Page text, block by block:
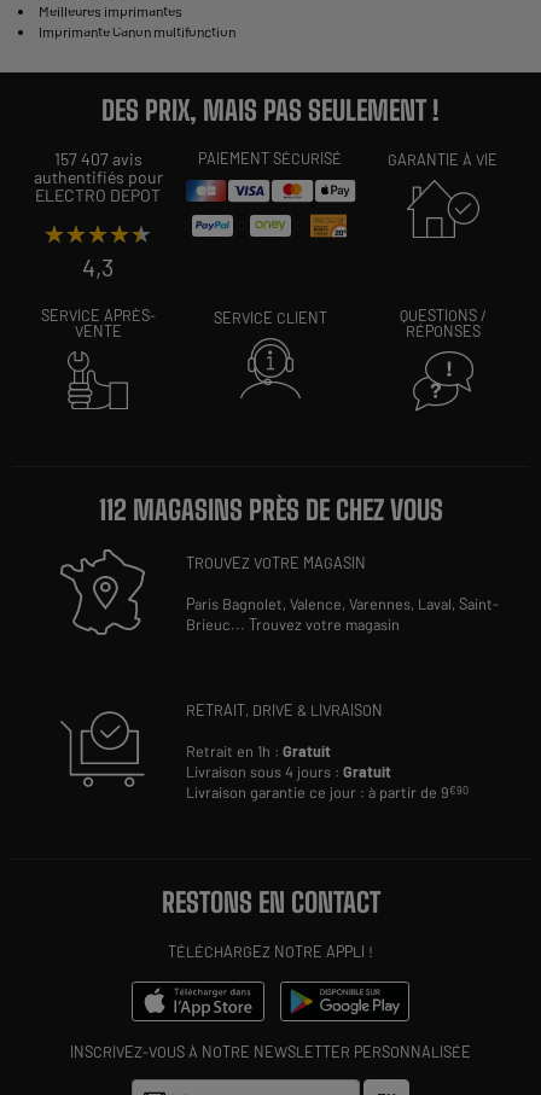
Meilleures imprimantes
Imprimante Canon multifonction
DES PRIX, MAIS PAS SEULEMENT !
157 407 avis
authentifiés pour
ELECTRO DEPOT
★★★★★
★★★★★
4,3
PAIEMENT SÉCURISÉ GARANTIE À VIE
SERVICE APRÈS-
VENTE
SERVICE CLIENT
QUESTIONS /
RÉPONSES
112 MAGASINS PRÈS DE CHEZ VOUS
TROUVEZ VOTRE MAGASIN
Paris Bagnolet,Valence,Varennes, Laval,Saint-
Brieuc...Trouvez votre magasin
RETRAIT, DRIVE & LIVRAISON
Retrait en 1h :Gratuit
Livraison sous 4 jours :Gratuit
Livraison garantie ce jour : à partir de 9€90
RESTONS EN CONTACT
TÉLÉCHARGEZ NOTRE APPLI !
INSCRIVEZ-VOUS À NOTRE NEWSLETTER PERSONNALISÉE